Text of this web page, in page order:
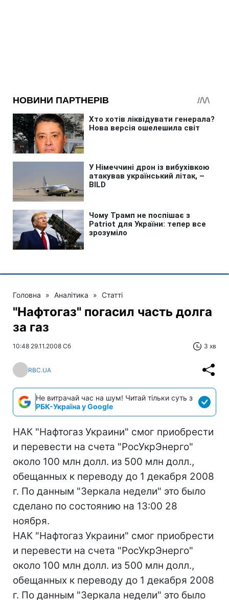
Головна » Аналітика » Статті
"Нафтогаз" погасил часть долга
за газ
10:48 29.11.2008 Сб 3 хв
RBC.UA
Не витрачай час на шум! Читай тільки суть з
РБК-Україна у Google
НАК "Нафтогаз Украини" смог приобрести
и перевести на счета "РосУкрЭнерго"
около 100 млн долл. из 500 млн долл.,
обещанных к переводу до 1 декабря 2008
г. По данным "Зеркала недели" это было
сделано по состоянию на 13:00 28
ноября.
НАК "Нафтогаз Украини" смог приобрести
и перевести на счета "РосУкрЭнерго"
около 100 млн долл. из 500 млн долл.,
обещанных к переводу до 1 декабря 2008
г. По данным "Зеркала недели" это было